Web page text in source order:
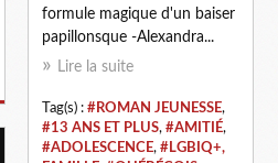
formule magique d'un baiser
papillonsque -Alexandra...
Lire la suite
Tag(s) : #ROMAN JEUNESSE,
#13 ANS ET PLUS, #AMITIÉ,
#ADOLESCENCE, #LGBIQ+,